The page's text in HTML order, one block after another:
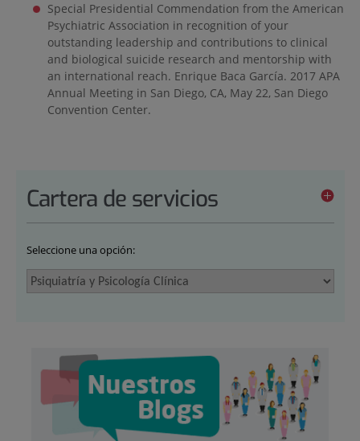
Special Presidential Commendation from the American
Psychiatric Association in recognition of your
outstanding leadership and contributions to clinical
and biological suicide research and mentorship with
an international reach. Enrique Baca García. 2017 APA
Annual Meeting in San Diego, CA, May 22, San Diego
Convention Center.
Cartera de servicios
Seleccione una opción: